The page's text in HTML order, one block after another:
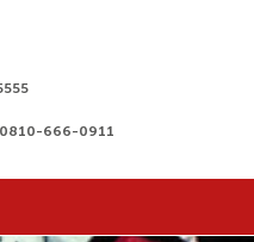
666-0911